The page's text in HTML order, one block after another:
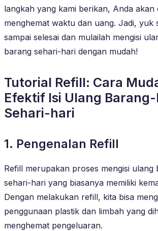
langkah yang kami berikan, Anda akan
menghemat waktu dan uang. Jadi, yuk
sampai selesai dan mulailah mengisi
barang sehari-hari dengan mudah!
Tutorial Refill: Cara
Efektif Isi Ulang
Sehari-hari
1. Pengenalan Refill
Refill merupakan proses mengisi ulang
sehari-hari yang biasanya memiliki
Dengan melakukan refill, kita bisa
penggunaan plastik dan limbah yang
menghemat pengeluaran.